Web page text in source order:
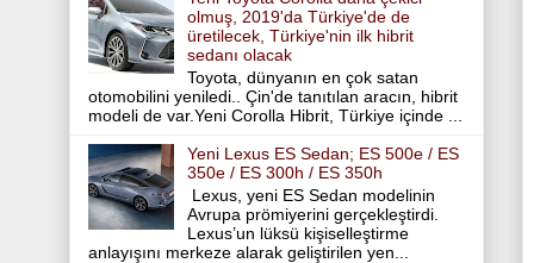
olmuş, 2019'da Türkiye'de de
üretilecek, Türkiye'nin ilk hibrit
sedanı olacak
Toyota, dünyanın en çok satan
otomobilini yeniledi.. Çin'de tanıtılan aracın, hibrit
modeli de var.Yeni Corolla Hibrit, Türkiye içinde ...
Yeni Lexus ES Sedan; ES 500e / ES
350e / ES 300h / ES 350h
Lexus, yeni ES Sedan modelinin
Avrupa prömiyerini gerçekleştirdi.
Lexus’un lüksü kişiselleştirme
anlayışını merkeze alarak geliştirilen yen...